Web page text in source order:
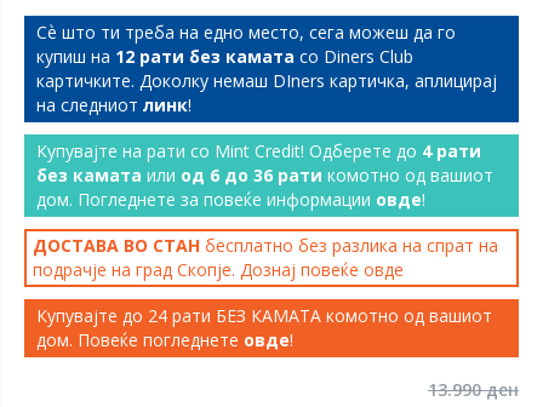
Сѐ што ти треба на едно место, сега можеш да го
купиш на 12 рати без камата со Diners Club
картичките. Доколку немаш DIners картичка, аплицирај
на следниот линк!
Купувајте на рати со Mint Credit! Одберете до 4 рати
без камата или од 6 до 36 рати комотно од вашиот
дом. Погледнете за повеќе информации овде!
ДОСТАВА ВО СТАН бесплатно без разлика на спрат на
подрачје на град Скопје. Дознај повеќе овде
Купувајте до 24 рати БЕЗ КАМАТА комотно од вашиот
дом. Повеќе погледнете овде!
13.990 ден